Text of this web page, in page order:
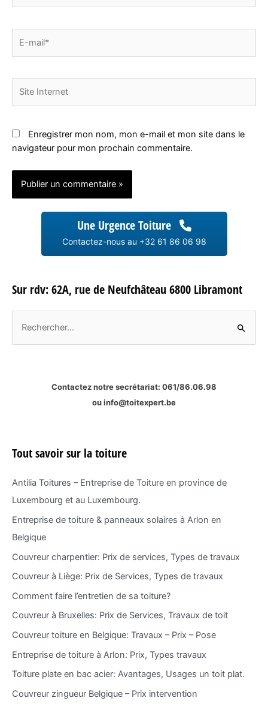
mail*
Internet
Enregistrer mon nom, mon e-mail et mon site dans le
navigateur pour mon prochain commentaire.
Une Urgence Toiture
Contactez-nous au +32 61 86 06 98
Sur rdv: 62A, rue de Neufchâteau 6800 Libramont
e
Contactez notre secrétariat: 061/86.06.98
ouinfo@toitexpert.be
Tout savoir sur la toiture
Antilia Toitures – Entreprise de Toiture en province de
Luxembourg et au Luxembourg.
Entreprise de toiture & panneaux solaires à Arlon en
Belgique
Couvreur charpentier: Prix de services, Types de travaux
Couvreur à Liège: Prix de Services, Types de travaux
Comment faire l’entretien de sa toiture?
Couvreur à Bruxelles: Prix de Services, Travaux de toit
Couvreur toiture en Belgique: Travaux – Prix – Pose
Entreprise de toiture à Arlon: Prix, Types travaux
Toiture plate en bac acier: Avantages, Usages un toit plat.
Couvreur zingueur Belgique – Prix intervention